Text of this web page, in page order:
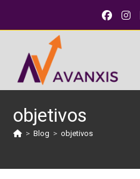
objetivos
> Blog > objetivos